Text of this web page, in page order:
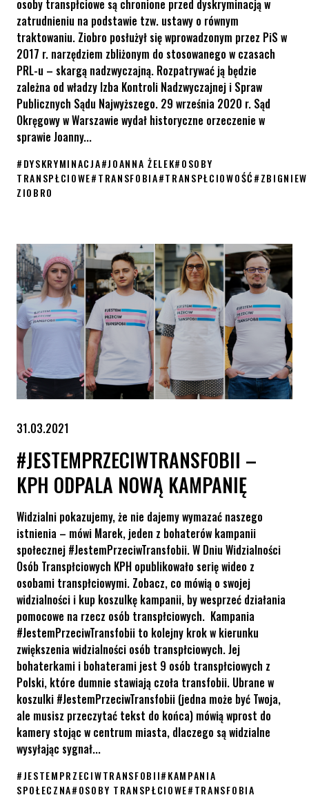
osoby transpłciowe są chronione przed dyskryminacją w
zatrudnieniu na podstawie tzw. ustawy o równym
traktowaniu. Ziobro posłużył się wprowadzonym przez PiS w
2017 r. narzędziem zbliżonym do stosowanego w czasach
PRL-u – skargą nadzwyczajną. Rozpatrywać ją będzie
zależna od władzy Izba Kontroli Nadzwyczajnej i Spraw
Publicznych Sądu Najwyższego. 29 września 2020 r. Sąd
Okręgowy w Warszawie wydał historyczne orzeczenie w
sprawie Joanny...
#DYSKRYMINACJA#JOANNA ŻELEK#OSOBY
TRANSPŁCIOWE#TRANSFOBIA#TRANSPŁCIOWOŚĆ#ZBIGNIEW
ZIOBRO
31.03.2021
#JESTEMPRZECIWTRANSFOBII –
KPH ODPALA NOWĄ KAMPANIĘ
Widzialni pokazujemy, że nie dajemy wymazać naszego
istnienia – mówi Marek, jeden z bohaterów kampanii
społecznej #JestemPrzeciwTransfobii. W Dniu Widzialności
Osób Transpłciowych KPH opublikowało serię wideo z
osobami transpłciowymi. Zobacz, co mówią o swojej
widzialności i kup koszulkę kampanii, by wesprzeć działania
pomocowe na rzecz osób transpłciowych. Kampania
#JestemPrzeciwTransfobii to kolejny krok w kierunku
zwiększenia widzialności osób transpłciowych. Jej
bohaterkami i bohaterami jest 9 osób transpłciowych z
Polski, które dumnie stawiają czoła transfobii. Ubrane w
koszulki #JestemPrzeciwTransfobii (jedna może być Twoja,
ale musisz przeczytać tekst do końca) mówią wprost do
kamery stojąc w centrum miasta, dlaczego są widzialne
wysyłając sygnał...
#JESTEMPRZECIWTRANSFOBII#KAMPANIA
SPOŁECZNA#OSOBY TRANSPŁCIOWE#TRANSFOBIA